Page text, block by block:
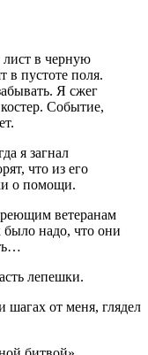
лист в черную
в пустоте поля.
Я сжег
Событие,
я загнал
что из его
о помощи.
ветеранам
было надо, что они
лепешки.
шагах от меня, глядел